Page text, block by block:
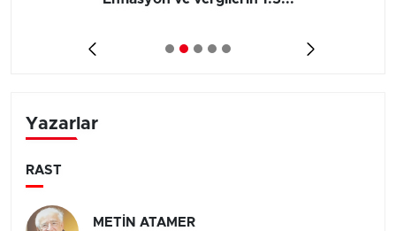
Yazarlar
RAST
METİN ATAMER